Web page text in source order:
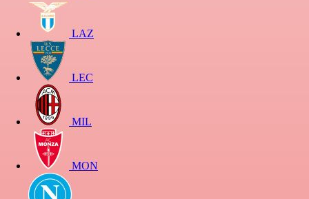
LAZ
LEC
MIL
MON